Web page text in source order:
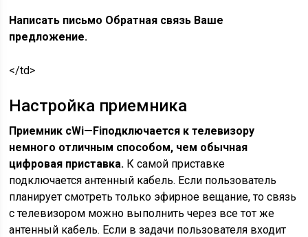
Написать письмо Обратная связь Ваше
предложение.
</td>
Настройка приемника
Приемник сWi—Fiподключается к телевизору
немного отличным способом, чем обычная
цифровая приставка. К самой приставке
подключается антенный кабель. Если пользователь
планирует смотреть только эфирное вещание, то связь
с телевизором можно выполнить через все тот же
антенный кабель. Если в задачи пользователя входит